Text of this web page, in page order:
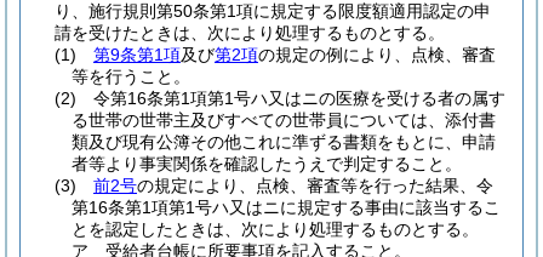
り、施行規則第50条第1項に規定する限度額適用認定の申
請を受けたときは、次により処理するものとする。
(1)
第9条第1項及び第2項の規定の例により、点検、審査
等を行うこと。
(2)
令第16条第1項第1号ハ又はニの医療を受ける者の属す
る世帯の世帯主及びすべての世帯員については、添付書
類及び現有公簿その他これに準ずる書類をもとに、申請
者等より事実関係を確認したうえで判定すること。
(3)
前2号の規定により、点検、審査等を行った結果、令
第16条第1項第1号ハ又はニに規定する事由に該当するこ
とを認定したときは、次により処理するものとする。
ア
受給者台帳に所要事項を記入すること。